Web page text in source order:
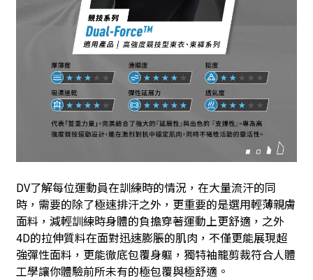
DV了解每位運動員在訓練時的情況，在大量流汗的同
時，需要的除了極速排汗之外，更重要的是選用輕薄親膚
面料，減輕訓練時身體的負擔穿著運動上更舒適，之外
4D的拉伸質料在面對迅速膨脹的肌肉，不僅更能展現超
強彈性面料，更能徹底包覆身軀，獨特袖籠剪裁符合人體
工學讓你體驗前所未有的極包覆與極舒適。